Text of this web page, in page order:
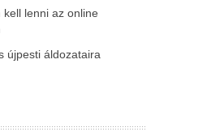
lenni az online
újpesti áldozataira